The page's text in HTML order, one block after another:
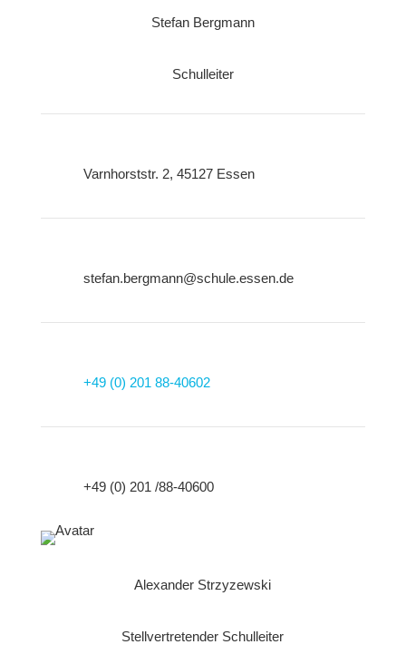
Stefan Bergmann
Schulleiter
Varnhorststr. 2, 45127 Essen
stefan.bergmann@schule.essen.de
+49 (0) 201 88-40602
+49 (0) 201 /88-40600
Alexander Strzyzewski
Stellvertretender Schulleiter